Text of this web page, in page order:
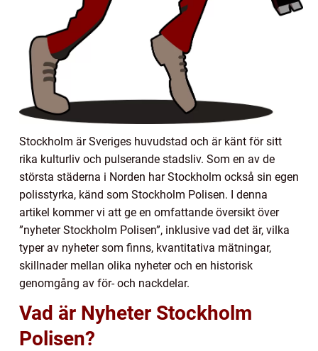
Stockholm är Sveriges huvudstad och är känt för sitt
rika kulturliv och pulserande stadsliv. Som en av de
största städerna i Norden har Stockholm också sin egen
polisstyrka, känd som Stockholm Polisen. I denna
artikel kommer vi att ge en omfattande översikt över
”nyheter Stockholm Polisen”, inklusive vad det är, vilka
typer av nyheter som finns, kvantitativa mätningar,
skillnader mellan olika nyheter och en historisk
genomgång av för- och nackdelar.
Vad är Nyheter Stockholm
Polisen?